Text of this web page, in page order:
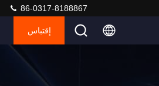
86-0317-8188867
إقتباس